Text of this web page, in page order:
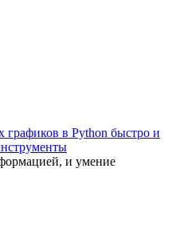
графиков в Python быстро и
и умение